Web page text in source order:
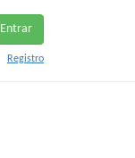
Entrar
Registro